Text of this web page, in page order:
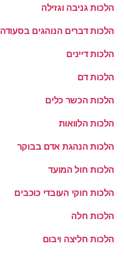
הלכות גניבה וגזילה
הלכות דברים הנוהגים בסעודה
הלכות דיינים
הלכות דם
הלכות הכשר כלים
הלכות הלוואות
הלכות הנהגת אדם בבוקר
הלכות חול המועד
הלכות חוקי העובדי כוכבים
הלכות חלה
הלכות חליצה ויבום